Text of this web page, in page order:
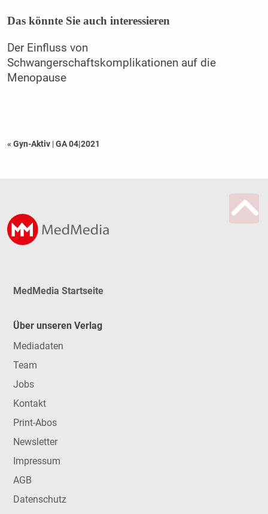
Das könnte Sie auch interessieren
Der Einfluss von
Schwangerschaftskomplikationen auf die
Menopause
« Gyn-Aktiv |GA 04|2021
MedMedia Startseite
Über unseren Verlag
Mediadaten
Team
Jobs
Kontakt
Print-Abos
Newsletter
Impressum
AGB
Datenschutz